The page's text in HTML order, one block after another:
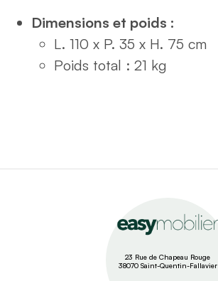
Dimensions et poids :
L. 110 x P. 35 x H. 75 cm
Poids total : 21 kg
23 Rue de Chapeau Rouge
38070 Saint-Quentin-Fallavier